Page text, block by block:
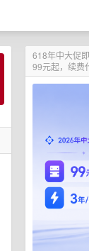
618年中大促
99元起，续费